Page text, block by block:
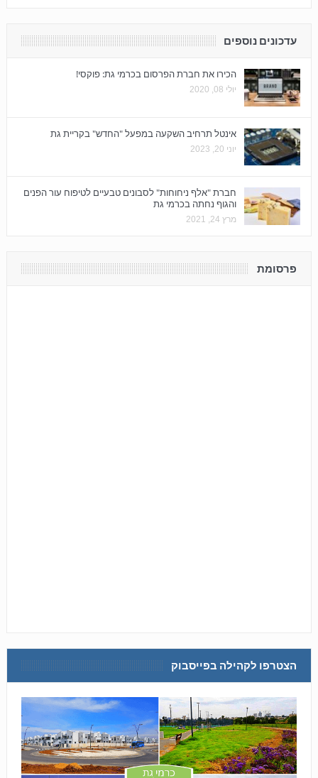
עדכונים נוספים
הכירו את חברת הפרסום בכרמי גת: פוקסי!
יולי 08, 2020
אינטל תרחיב השקעה במפעל "החדש" בקריית גת
יוני 20, 2023
חברת "אלף ניחוחות" לסבונים טבעיים לטיפוח עור הפנים
והגוף נחתה בכרמי גת
מרץ 24, 2021
פרסומת
הצטרפו לקהילה בפייסבוק